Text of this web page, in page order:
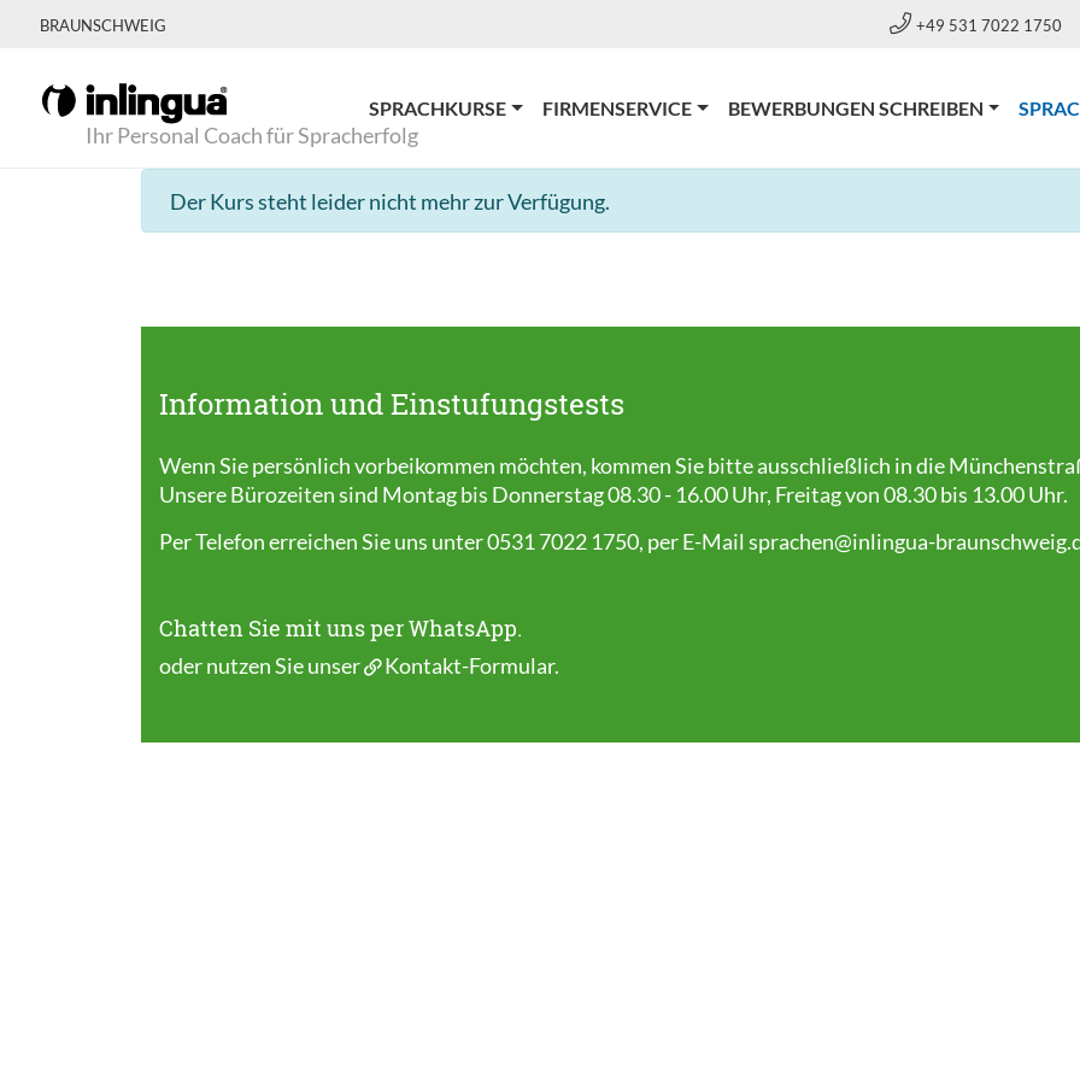
BRAUNSCHWEIG +49 531 7022 1750
Ihr Personal Coach für Spracherfolg
SPRACHKURSE FIRMENSERVICE BEWERBUNGEN SCHREIBEN
Der Kurs steht leider nicht mehr zur Verfügung.
Information und Einstufungstests
Wenn Sie persönlich vorbeikommen möchten, kommen Sie bitte ausschließlich in die
Unsere Bürozeiten sind Montag bis Donnerstag 08.30 - 16.00 Uhr, Freitag von 08.30 bis 13.00 Uhr.
Per Telefon erreichen Sie uns unter 0531 7022 1750, per E-Mail sprachen@inlingua-
Chatten Sie mit uns per WhatsApp.
oder nutzen Sie unser Kontakt-Formular.